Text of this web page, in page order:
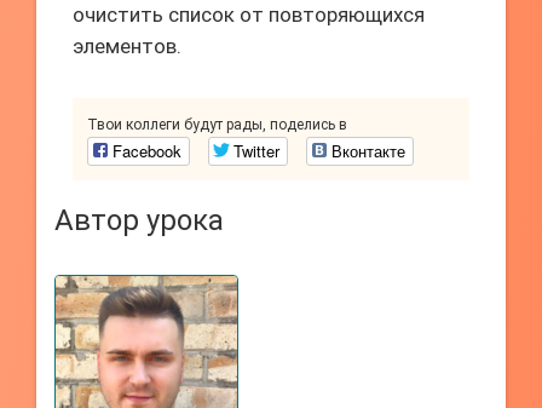
очистить список от повторяющихся
элементов.
Твои коллеги будут рады, поделись в
Facebook Twitter Вконтакте
Автор урока